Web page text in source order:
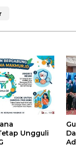
Ungguli